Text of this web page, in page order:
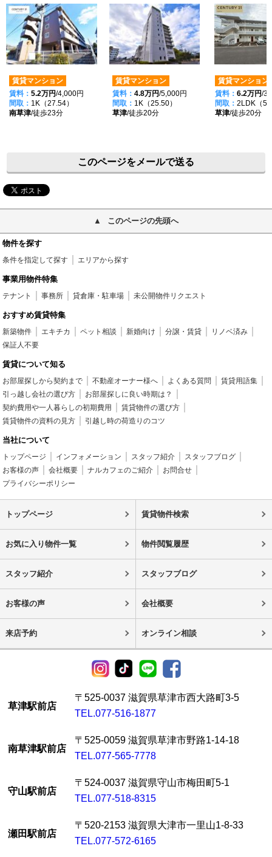
賃貸マンション
賃料： 5.2万円/4,000円
間取： 1K（27.54）
南草津/徒歩23分
賃貸マンション
賃料： 4.8万円/5,000円
間取： 1K（25.50）
草津/徒歩20分
賃貸マンション
賃料： 6.2万円/
間取： 2LDK（
草津/徒歩20分
このページをメールで送る
このページの先頭へ
物件を探す
条件を指定して探す エリアから探す
事業用物件特集
テナント 事務所 貸倉庫・駐車場 未公開物件リクエスト
おすすめ賃貸特集
新築物件 エキチカ ペット相談 新婚向け 分譲・賃貸
リノベ済み
保証人不要
賃貸について知る
お部屋探しから契約まで 不動産オーナー様へ よくある質問
賃貸用語集
引っ越し会社の選び方
お部屋探しに良い時期は？
契約費用や一人暮らしの初期費用
賃貸物件の選び方
賃貸物件の資料の見方
引越し時の荷造りのコツ
当社について
トップページ インフォメーション スタッフ紹介
スタッフブログ
お客様の声
会社概要 ナルカフェのご紹介
お問合せ
プライバシーポリシー
トップページ 賃貸物件検索
お気に入り物件一覧 物件閲覧履歴
スタッフ紹介 スタッフブログ
お客様の声 会社概要
来店予約 オンライン相談
草津駅前店
〒525-0037 滋賀県草津市西大路町3-5
TEL.077-516-1877
南草津駅前店
〒525-0059 滋賀県草津市野路1-14-18
TEL.077-565-7778
守山駅前店
〒524-0037 滋賀県守山市梅田町5-1
TEL.077-518-8315
瀬田駅前店
〒520-2153 滋賀県大津市一里山1-8-33
TEL.077-572-6165